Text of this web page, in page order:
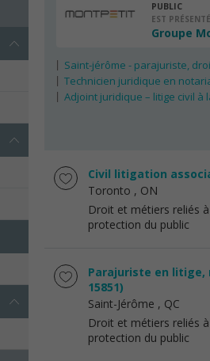
PUBLIC
EST
Groupe
Saint-jérôme - parajuriste,
Technicien juridique en
Adjoint juridique – litige civil à
Civil litigation
Toronto , ON
Droit et métiers reliés
protection du public
Parajuriste en litige,
15851)
Saint-Jérôme , QC
Droit et métiers reliés
protection du public